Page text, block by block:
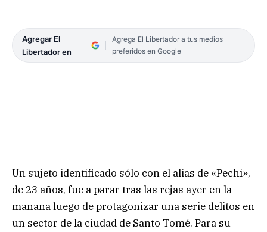
Agregar El
Libertador en
Agrega El Libertador a tus medios
preferidos en Google
Un sujeto identificado sólo con el alias de «Pechi»,
de 23 años, fue a parar tras las rejas ayer en la
mañana luego de protagonizar una serie delitos en
un sector de la ciudad de Santo Tomé. Para su